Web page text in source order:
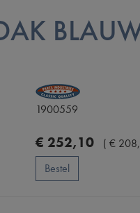
1900559
€ 252,10 (€ 208,
Bestel